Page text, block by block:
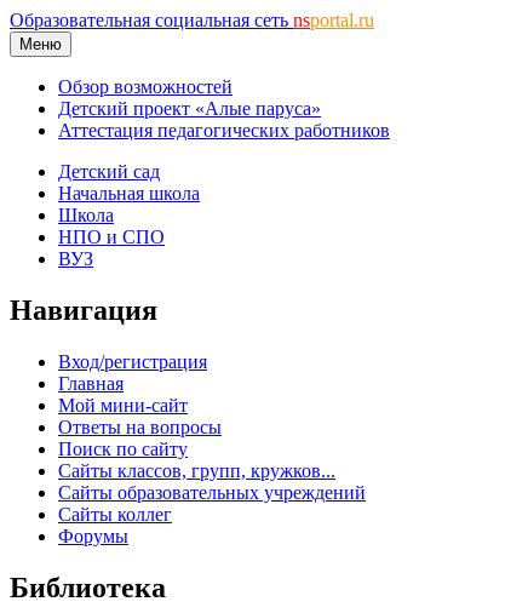
Образовательная социальная сеть nsportal.ru
Меню
Обзор возможностей
Детский проект «Алые паруса»
Аттестация педагогических работников
Детский сад
Начальная школа
Школа
НПО и СПО
ВУЗ
Навигация
Вход/регистрация
Главная
Мой мини-сайт
Ответы на вопросы
Поиск по сайту
Сайты классов, групп, кружков...
Сайты образовательных учреждений
Сайты коллег
Форумы
Библиотека